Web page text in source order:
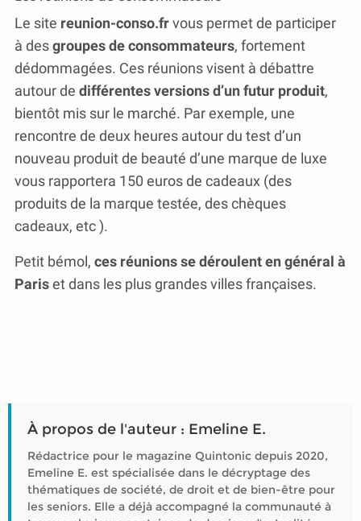
Le site reunion-conso.frvous permet de participer
à desgroupes de consommateurs, fortement
dédommagées. Ces réunions visent à débattre
autour de différentes versions d’un futur produit,
bientôt mis sur le marché. Par exemple, une
rencontre de deux heures autour du test d’un
nouveau produit de beauté d’une marque de luxe
vous rapportera 150 euros de cadeaux (des
produits de la marque testée, des chèques
cadeaux, etc ).
Petit bémol, ces réunions se déroulent en général à
Pariset dans les plus grandes villes françaises.
À propos de l'auteur : Emeline E.
Rédactrice pour le magazine Quintonic depuis 2020,
Emeline E. est spécialisée dans le décryptage des
thématiques de société, de droit et de bien-être pour
les seniors. Elle a déjà accompagné la communauté à